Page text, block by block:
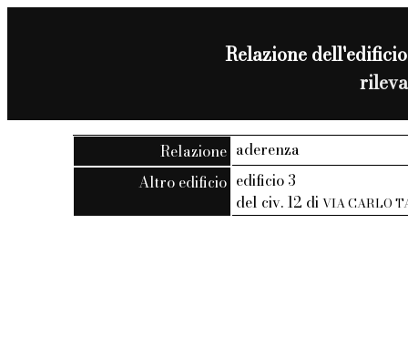
Relazione
Relazione aderenza
Altro edificio edificio 3
del civ. 12 diVIA CARLO